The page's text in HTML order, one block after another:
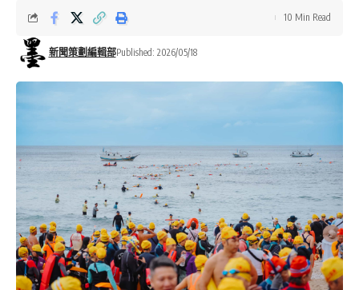
新聞策劃編輯部Published: 2026/05/18
10 Min Read